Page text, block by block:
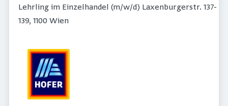
Lehrling im Einzelhandel (m/w/d) Laxenburgerstr. 137-
139, 1100 Wien